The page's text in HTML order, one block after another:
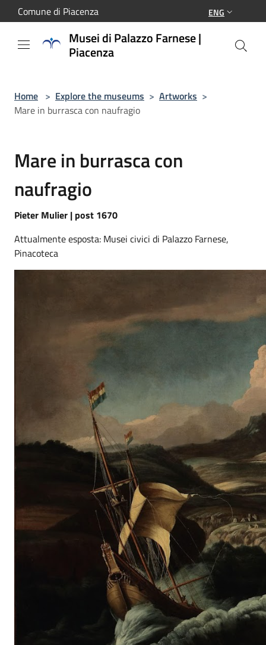
Salta al contenuto principale
Comune di Piacenza ENG
Musei di Palazzo Farnese |
Piacenza
Home > Explore the museums > Artworks >
Mare in burrasca con naufragio
Mare in burrasca con
naufragio
Pieter Mulier | post 1670
Attualmente esposta: Musei civici di Palazzo Farnese,
Pinacoteca